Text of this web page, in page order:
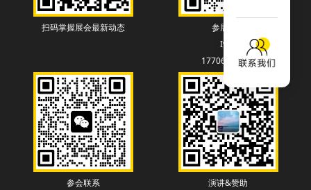
扫码掌握展会最新动态
参展联系
Ivey
17706130838
参会联系
演讲&赞助